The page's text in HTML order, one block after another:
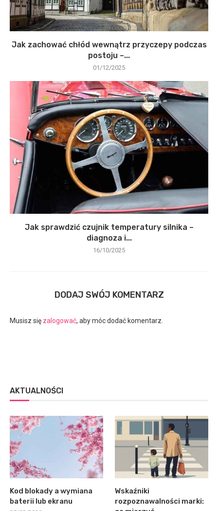
Jak zachować chłód wewnątrz przyczepy podczas
postoju –...
01/12/2025
Jak sprawdzić czujnik temperatury silnika –
diagnoza i...
16/10/2025
DODAJ SWÓJ KOMENTARZ
Musisz się zalogować, aby móc dodać komentarz.
AKTUALNOŚCI
Kod blokady a wymiana
baterii lub ekranu
Wskaźniki
rozpoznawalności marki: